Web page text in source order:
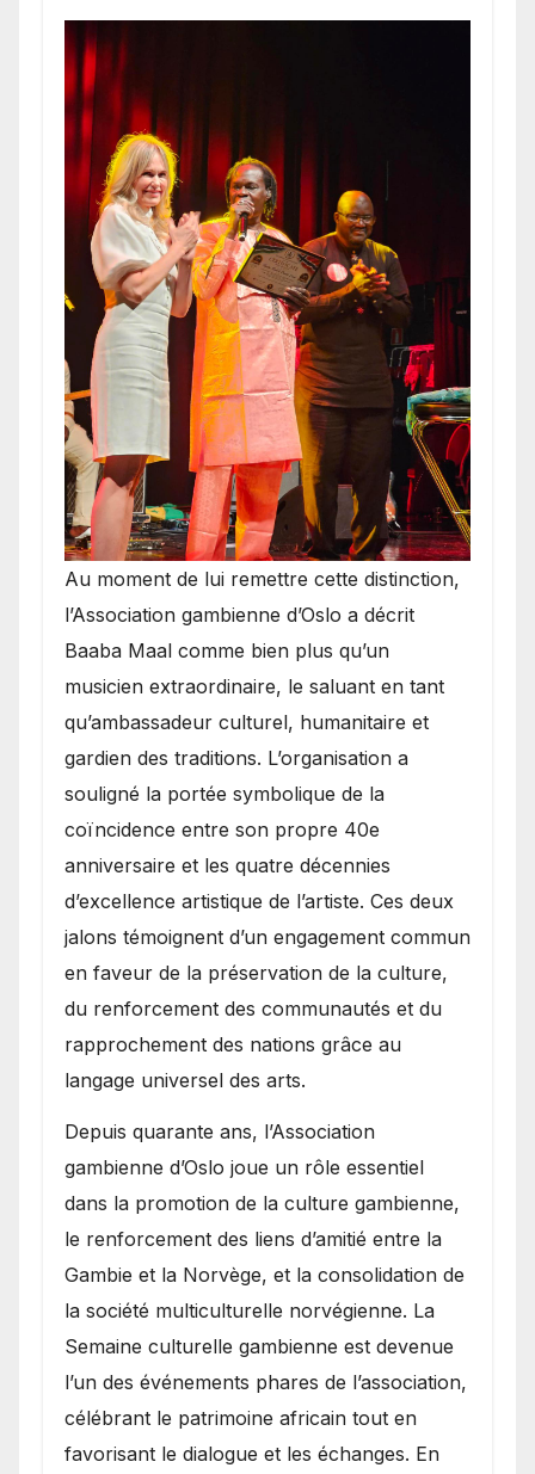
​Au moment de lui remettre cette distinction,
l’Association gambienne d’Oslo a décrit
Baaba Maal comme bien plus qu’un
musicien extraordinaire, le saluant en tant
qu’ambassadeur culturel, humanitaire et
gardien des traditions. L’organisation a
souligné la portée symbolique de la
coïncidence entre son propre 40e
anniversaire et les quatre décennies
d’excellence artistique de l’artiste. Ces deux
jalons témoignent d’un engagement commun
en faveur de la préservation de la culture,
du renforcement des communautés et du
rapprochement des nations grâce au
langage universel des arts.
​Depuis quarante ans, l’Association
gambienne d’Oslo joue un rôle essentiel
dans la promotion de la culture gambienne,
le renforcement des liens d’amitié entre la
Gambie et la Norvège, et la consolidation de
la société multiculturelle norvégienne. La
Semaine culturelle gambienne est devenue
l’un des événements phares de l’association,
célébrant le patrimoine africain tout en
favorisant le dialogue et les échanges. En